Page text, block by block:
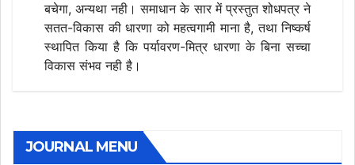
बचेगा, अन्यथा नही। समाधान के सार में प्रस्तुत शोधपत्र ने
सतत-विकास की धारणा को महत्वगामी माना है, तथा निष्कर्ष
स्थापित किया है कि पर्यावरण-मित्र धारणा के बिना सच्चा
विकास संभव नही है।
JOURNAL MENU